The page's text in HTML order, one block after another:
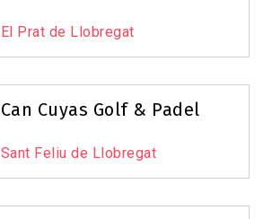
15
8
El Prat de Llobregat
Can Cuyas Golf & Padel
Sant Feliu de Llobregat